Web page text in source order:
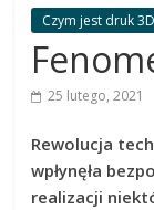
dobrać
najlepszą
drukarkę
Czym jest druk 3D
25 lutego, 2021
Rewolucja
wpłynęła
realizacji